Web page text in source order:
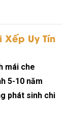
Xếp Uy Tín
mái che
5-10 năm
phát sinh chi